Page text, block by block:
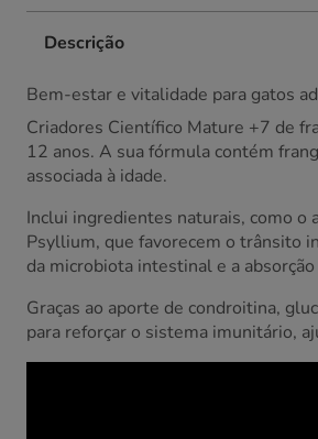
Descrição
Bem-estar e vitalidade para gatos
Criadores Científico Mature +7 de
12 anos. A sua fórmula contém
associada à idade.
Inclui ingredientes naturais, como o
Psyllium, que favorecem o trânsito
da microbiota intestinal e a
Graças ao aporte de condroitina,
para reforçar o sistema imunitário,